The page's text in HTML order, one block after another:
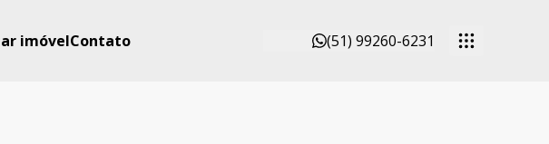
imóvelContato (51) 99260-6231